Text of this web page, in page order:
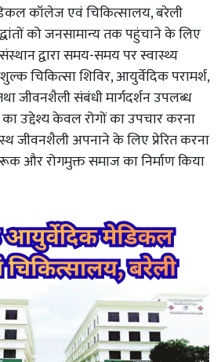
कॉलेज एवं चिकित्सालय, बरेली
को जनसामान्य तक पहुंचाने के लिए
द्वारा समय-समय पर स्वास्थ्य
चिकित्सा शिविर, आयुर्वेदिक परामर्श,
जीवनशैली संबंधी मार्गदर्शन उपलब्ध
उद्देश्य केवल रोगों का उपचार करना
जीवनशैली अपनाने के लिए प्रेरित करना
और रोगमुक्त समाज का निर्माण किया